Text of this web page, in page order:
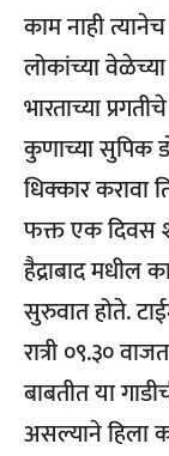
काम नाही
लोकांच्या
भारताच्या
कुणाच्या सुपिक
धिक्कार
फक्त एक दिवस
हैद्राबाद मधील
सुरुवात होते.
रात्री ०९.३०
बाबतीत या
असल्याने हिला